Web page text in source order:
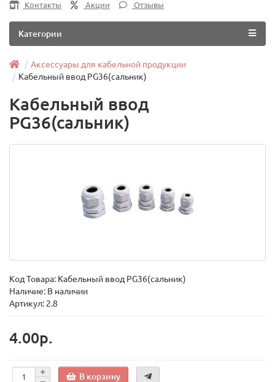
Контакты Акции Отзывы
Категории
Аксессуары для кабельной продукции
Кабельный ввод PG36(сальник)
Кабельный ввод
PG36(сальник)
Код Товара: Кабельный ввод PG36(сальник)
Наличие: В наличии
Артикул: 2.8
4.00р.
В корзину